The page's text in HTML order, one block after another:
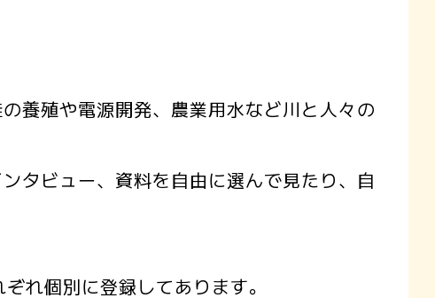
養殖や電源開発、農業用水など川と人々の
タビュー、資料を自由に選んで見たり、自
れ個別に登録してあります。